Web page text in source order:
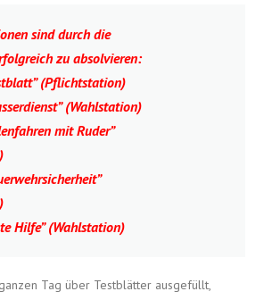
sind durch die
zu absolvieren:
(Pflichtstation)
(Wahlstation)
mit Ruder”
Hilfe” (Wahlstation)
Tag über Testblätter ausgefüllt,